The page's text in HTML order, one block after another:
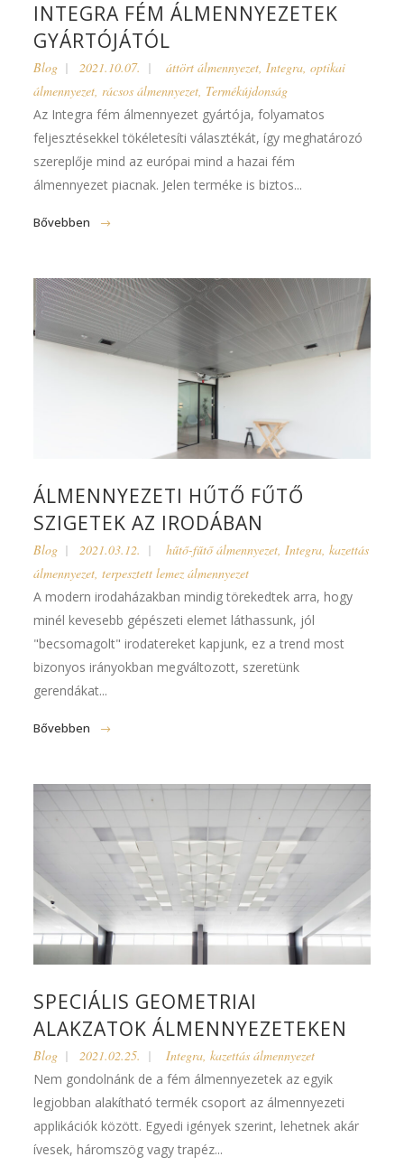
INTEGRA FÉM ÁLMENNYEZETEK
GYÁRTÓJÁTÓL
Blog 2021.10.07. áttört álmennyezet,Integra,optikai
álmennyezet,rácsos álmennyezet, Termékújdonság
Az Integra fém álmennyezet gyártója, folyamatos
feljesztésekkel tökéletesíti választékát, így meghatározó
szereplője mind az európai mind a hazai fém
álmennyezet piacnak. Jelen terméke is biztos...
Bővebben
ÁLMENNYEZETI HŰTŐ FŰTŐ
SZIGETEK AZ IRODÁBAN
Blog 2021.03.12. hűtő-fűtő álmennyezet,Integra,kazettás
álmennyezet,terpesztett lemez álmennyezet
A modern irodaházakban mindig törekedtek arra, hogy
minél kevesebb gépészeti elemet láthassunk, jól
"becsomagolt" irodatereket kapjunk, ez a trend most
bizonyos irányokban megváltozott, szeretünk
gerendákat...
Bővebben
SPECIÁLIS GEOMETRIAI
ALAKZATOK ÁLMENNYEZETEKEN
Blog 2021.02.25. Integra,kazettás álmennyezet
Nem gondolnánk de a fém álmennyezetek az egyik
legjobban alakítható termék csoport az álmennyezeti
applikációk között. Egyedi igények szerint, lehetnek akár
ívesek, háromszög vagy trapéz...